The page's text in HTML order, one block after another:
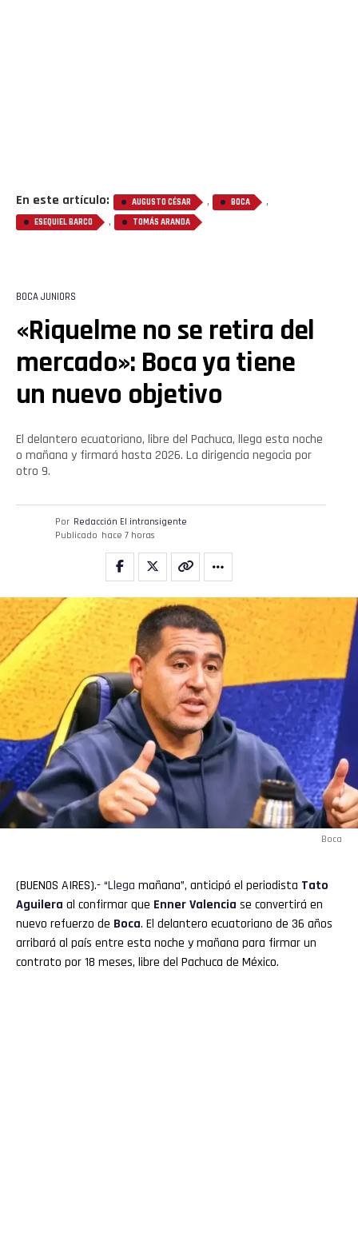
En este artículo: AUGUSTO CÉSAR , BOCA ,
ESEQUIEL BARCO , TOMÁS ARANDA
BOCA JUNIORS
«Riquelme no se retira del
mercado»: Boca ya tiene
un nuevo objetivo
El delantero ecuatoriano, libre del Pachuca, llega esta noche
o mañana y firmará hasta 2026. La dirigencia negocia por
otro 9.
Por Redacción El intransigente
Publicado hace 7 horas
Boca
(BUENOS AIRES).- “Llega mañana”, anticipó el periodista Tato
Aguilera al confirmar que EnnerValencia se convertirá en
nuevo refuerzo de Boca. El delantero ecuatoriano de 36 años
arribará al país entre esta noche y mañana para firmar un
contrato por 18 meses, libre del Pachuca de México.
Pinterest